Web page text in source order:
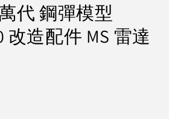
代 鋼彈模型
改造配件 MS 雷達